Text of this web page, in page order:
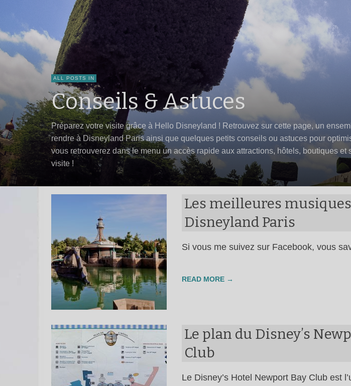
ALL POSTS IN
Conseils & Astuces
Préparez votre visite grâce à Hello Disneyland ! Retrouvez sur cette page, un
rendre à Disneyland Paris ainsi que quelques petits conseils ou astuces pour
vous retrouverez dans le menu un accès rapide aux attractions, hôtels, boutiques
visite !
Les meilleures
Disneyland Paris
Si vous me suivez sur Facebook, vous
READ MORE →
Le plan du Disney’s
Club
Le Disney’s Hotel Newport Bay Club est